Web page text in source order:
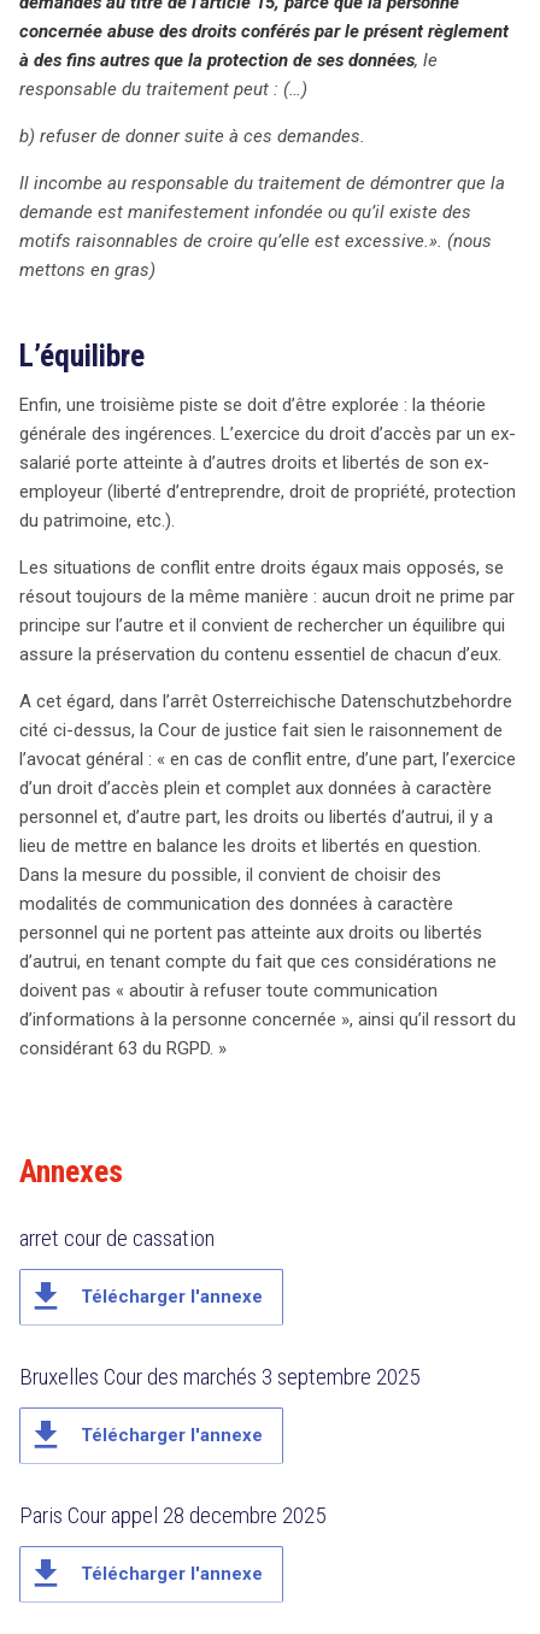
concernée abuse des droits conférés par le présent règlement
à des fins autres que la protection de ses données, le
responsable du traitement peut : (…)
b) refuser de donner suite à ces demandes.
Il incombe au responsable du traitement de démontrer que la
demande est manifestement infondée ou qu’il existe des
motifs raisonnables de croire qu’elle est excessive.». (nous
mettons en gras)
L’équilibre
Enfin, une troisième piste se doit d’être explorée : la théorie
générale des ingérences. L’exercice du droit d’accès par un ex-
salarié porte atteinte à d’autres droits et libertés de son ex-
employeur (liberté d’entreprendre, droit de propriété, protection
du patrimoine, etc.).
Les situations de conflit entre droits égaux mais opposés, se
résout toujours de la même manière : aucun droit ne prime par
principe sur l’autre et il convient de rechercher un équilibre qui
assure la préservation du contenu essentiel de chacun d’eux.
A cet égard, dans l’arrêt Osterreichische Datenschutzbehordre
cité ci-dessus, la Cour de justice fait sien le raisonnement de
l’avocat général : « en cas de conflit entre, d’une part, l’exercice
d’un droit d’accès plein et complet aux données à caractère
personnel et, d’autre part, les droits ou libertés d’autrui, il y a
lieu de mettre en balance les droits et libertés en question.
Dans la mesure du possible, il convient de choisir des
modalités de communication des données à caractère
personnel qui ne portent pas atteinte aux droits ou libertés
d’autrui, en tenant compte du fait que ces considérations ne
doivent pas « aboutir à refuser toute communication
d’informations à la personne concernée », ainsi qu’il ressort du
considérant 63 du RGPD. »
Annexes
arret cour de cassation
file_download Télécharger l'annexe
Bruxelles Cour des marchés 3 septembre 2025
file_download Télécharger l'annexe
Paris Cour appel 28 decembre 2025
file_download Télécharger l'annexe